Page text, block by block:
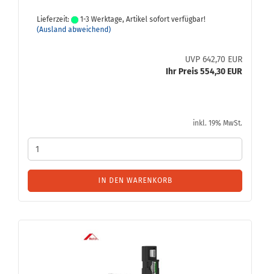
Lieferzeit:
1-3 Werktage, Artikel sofort verfügbar!
(Ausland abweichend)
UVP 642,70 EUR
Ihr Preis 554,30 EUR
inkl. 19% MwSt.
IN DEN WARENKORB